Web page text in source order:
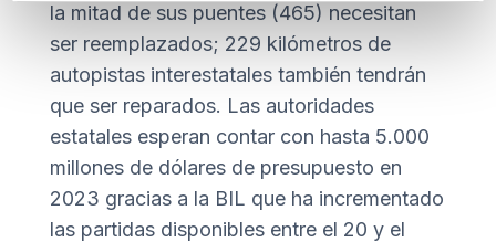
la mitad de sus puentes (465) necesitan
ser reemplazados; 229 kilómetros de
autopistas interestatales también tendrán
que ser reparados. Las autoridades
estatales esperan contar con hasta 5.000
millones de dólares de presupuesto en
2023 gracias a la BIL que ha incrementado
las partidas disponibles entre el 20 y el